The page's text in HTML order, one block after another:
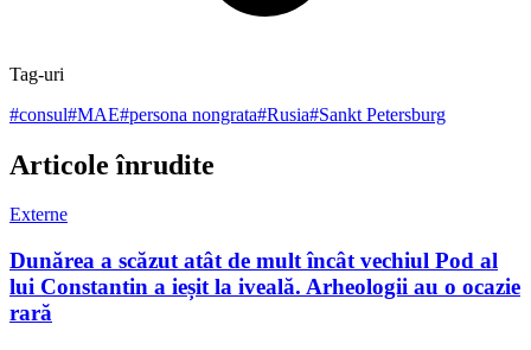
Tag-uri
#consul#MAE#persona nongrata#Rusia#Sankt Petersburg
Articole înrudite
Externe
Dunărea a scăzut atât de mult încât vechiul Pod al
lui Constantin a ieșit la iveală. Arheologii au o ocazie
rară